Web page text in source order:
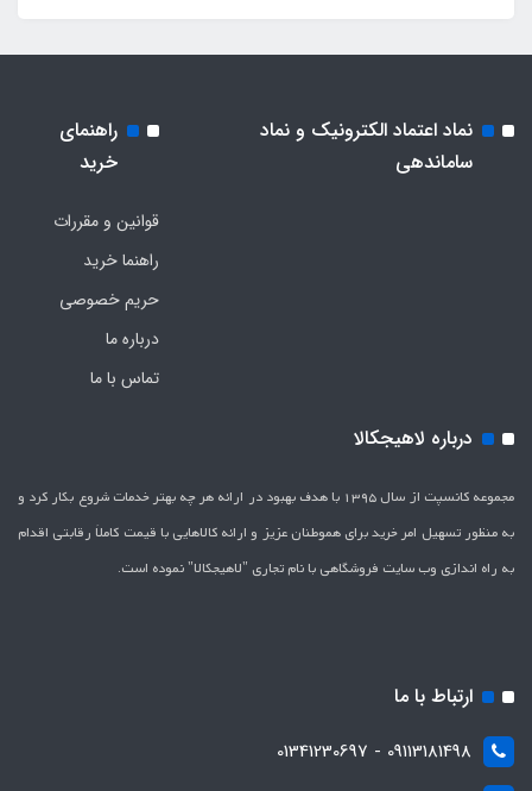
نماد اعتماد الکترونیک و نماد
ساماندهی
راهنمای
خرید
قوانین و مقررات
راهنما خرید
حریم خصوصی
درباره ما
تماس با ما
درباره لاهیجکالا
مجموعه کانسپت از سال 1395 با هدف بهبود در ارائه هر چه بهتر خدمات شروع بکار کرد و
به منظور تسهیل امر خرید برای هموطنان عزیز و ارائه کالاهایی با قیمت کاملاَ رقابتی اقدام
به راه اندازی وب سایت فروشگاهی با نام تجاری "لاهیج­کالا" نموده است.
ارتباط با ما
09113181498 - 01341230697